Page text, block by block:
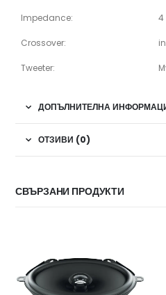
Impedance: 4
Crossover:
Tweeter:
ДОПЪЛНИТЕЛНА
ОТЗИВИ (0)
СВЪРЗАНИ ПРОДУКТИ